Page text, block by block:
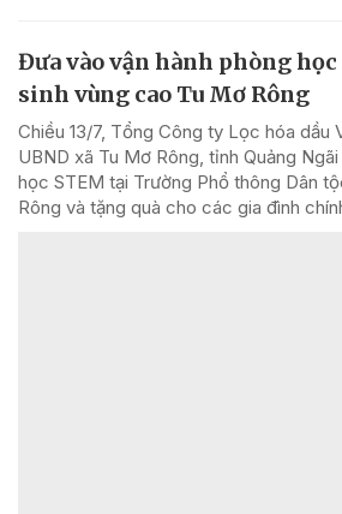
Đưa vào vận hành phòng học
sinh vùng cao Tu Mơ Rông
Chiều 13/7, Tổng Công ty Lọc hóa dầu
UBND xã Tu Mơ Rông, tỉnh Quảng
học STEM tại Trường Phổ thông Dân
Rông và tặng quà cho các gia đình